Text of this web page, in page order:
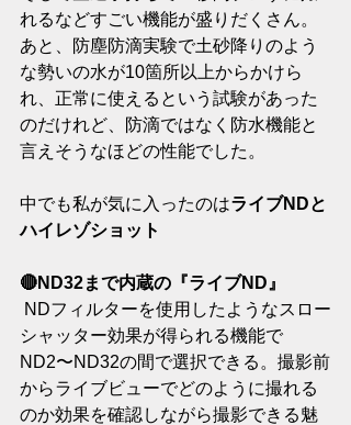
れるなどすごい機能が盛りだくさん。
あと、防塵防滴実験で土砂降りのよう
な勢いの水が10箇所以上からかけら
れ、正常に使えるという試験があった
のだけれど、防滴ではなく防水機能と
言えそうなほどの性能でした。
中でも私が気に入ったのはライブNDと
ハイレゾショット
🔴ND32まで内蔵の『ライブND』
シャッター効果が得られる機能で
ND2〜ND32の間で選択できる。撮影前
からライブビューでどのように撮れる
のか効果を確認しながら撮影できる魅